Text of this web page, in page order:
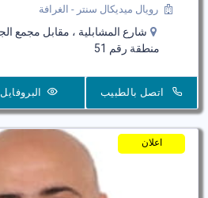
رويال ميديكال سنتر - الغرافة
منطقة رقم 51
اتصل بالطبيب البروفايل
اعلان